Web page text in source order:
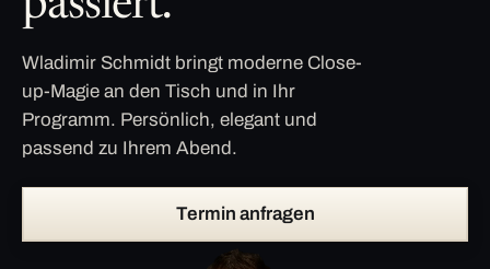
Wladimir Schmidt bringt moderne Close-
up-Magie an den Tisch und in Ihr
Programm. Persönlich, elegant und
passend zu Ihrem Abend.
Termin anfragen